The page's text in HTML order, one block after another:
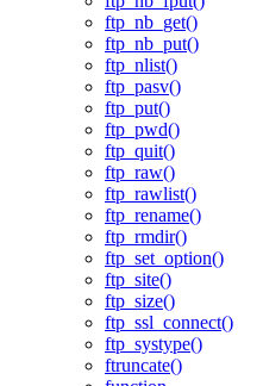
ftp_nb_get()
ftp_nb_put()
ftp_nlist()
ftp_pasv()
ftp_put()
ftp_pwd()
ftp_quit()
ftp_raw()
ftp_rawlist()
ftp_rename()
ftp_rmdir()
ftp_set_option()
ftp_site()
ftp_size()
ftp_ssl_connect()
ftp_systype()
ftruncate()